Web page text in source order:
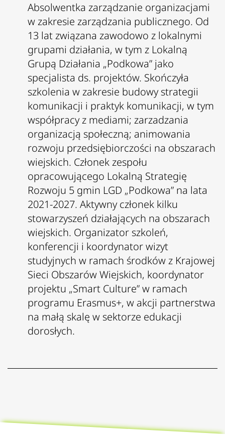
Absolwentka zarządzanie organizacjami
w zakresie zarządzania publicznego. Od
13 lat związana zawodowo z lokalnymi
grupami działania, w tym z Lokalną
Grupą Działania „Podkowa” jako
specjalista ds. projektów. Skończyła
szkolenia w zakresie budowy strategii
komunikacji i praktyk komunikacji, w tym
współpracy z mediami; zarzadzania
organizacją społeczną; animowania
rozwoju przedsiębiorczości na obszarach
wiejskich. Członek zespołu
opracowującego Lokalną Strategię
Rozwoju 5 gmin LGD „Podkowa” na lata
2021-2027. Aktywny członek kilku
stowarzyszeń działających na obszarach
wiejskich. Organizator szkoleń,
konferencji i koordynator wizyt
studyjnych w ramach środków z Krajowej
Sieci Obszarów Wiejskich, koordynator
projektu „Smart Culture” w ramach
programu Erasmus+, w akcji partnerstwa
na małą skalę w sektorze edukacji
dorosłych.